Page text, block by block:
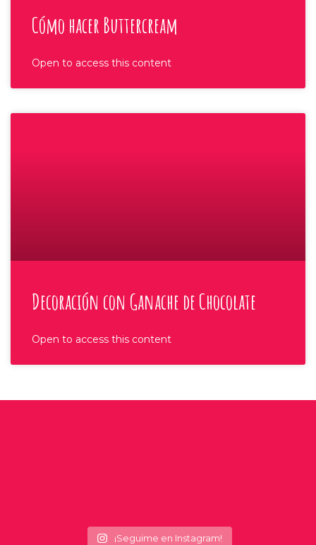
Cómo hacer Buttercream
Open to access this content
Decoración con Ganache de Chocolate
Open to access this content
¡Seguime en Instagram!